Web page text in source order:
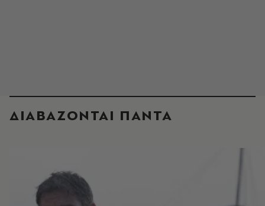
ΔΙΑΒΑΖΟΝΤΑΙ ΠΑΝΤΑ